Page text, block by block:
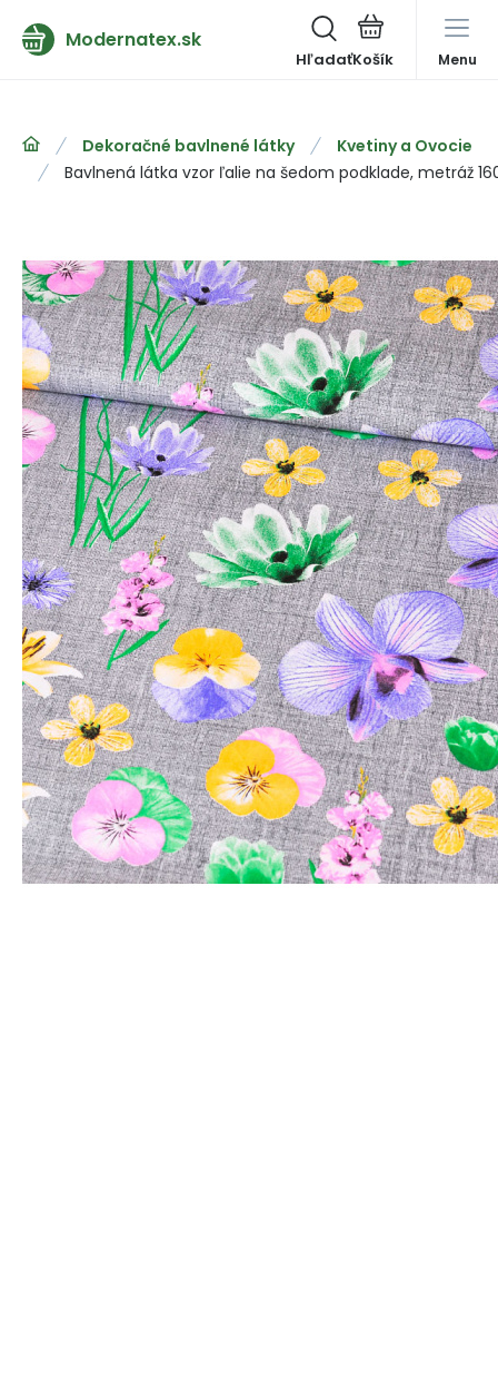
Modernatex.sk
Hľadať Menu
Dekoračné bavlnené látky
Kvetiny a Ovocie
Bavlnená látka vzor ľalie na šedom podklade, metráž